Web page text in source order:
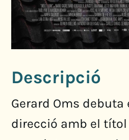
Descripció
Gerard Oms debuta
direcció amb el